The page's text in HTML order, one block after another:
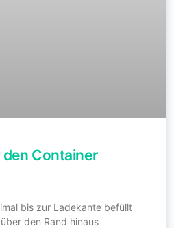
Container
bis zur Ladekante befüllt
den Rand hinaus